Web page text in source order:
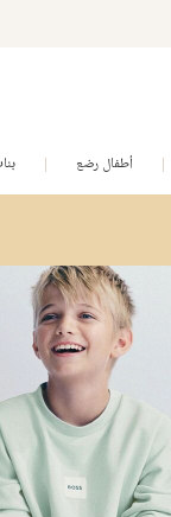
أطفال رضع